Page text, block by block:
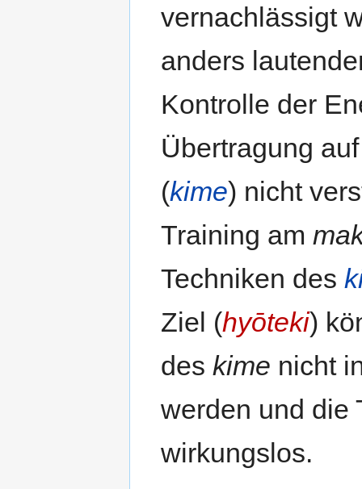
vernachlässigt
anders
Kontrolle der
Übertragung
(kime) nicht
Training am
Techniken des
Ziel (hyōteki)
deskime nicht
werden und die
wirkungslos.